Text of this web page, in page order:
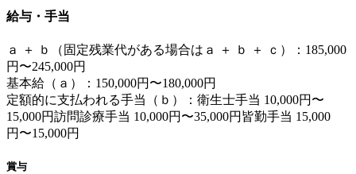
給与・手当
ａ ＋ ｂ（固定残業代がある場合はａ ＋ ｂ ＋ ｃ）：185,000
円〜245,000円
基本給（ａ）：150,000円〜180,000円
定額的に支払われる手当（ｂ）：衛生士手当 10,000円〜
15,000円訪問診療手当 10,000円〜35,000円皆勤手当 15,000
円〜15,000円
賞与